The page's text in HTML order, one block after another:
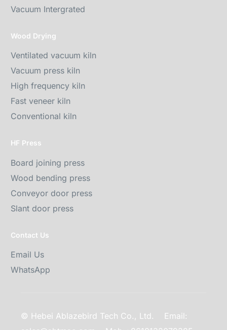
Vacuum Intergrated
Wood Drying
Ventilated vacuum kiln
Vacuum press kiln
High frequency kiln
Fast veneer kiln
Conventional kiln
HF Press
Board joining press
Wood bending press
Conveyor door press
Slant door press
Contact Us
Email Us
WhatsApp
© Hebei Ablazebird Tech Co., Ltd.
Email: